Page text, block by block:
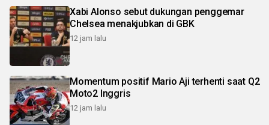
Xabi Alonso sebut dukungan penggemar
Chelsea menakjubkan di GBK
12 jam lalu
Momentum positif Mario Aji terhenti saat Q2
Moto2 Inggris
12 jam lalu